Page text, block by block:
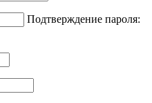
Подтверждение пароля: